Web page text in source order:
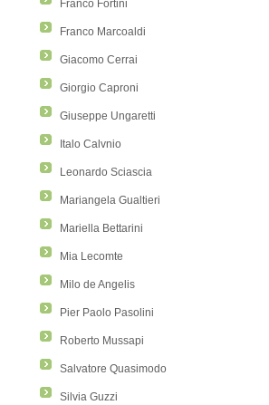
Franco Fortini
Franco Marcoaldi
Giacomo Cerrai
Giorgio Caproni
Giuseppe Ungaretti
Italo Calvnio
Leonardo Sciascia
Mariangela Gualtieri
Mariella Bettarini
Mia Lecomte
Milo de Angelis
Pier Paolo Pasolini
Roberto Mussapi
Salvatore Quasimodo
Silvia Guzzi